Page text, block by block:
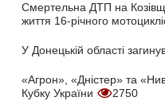
Смертельна ДТП на
життя 16-річного
У Донецькій області
«Агрон», «Дністер» та
Кубку України
2750